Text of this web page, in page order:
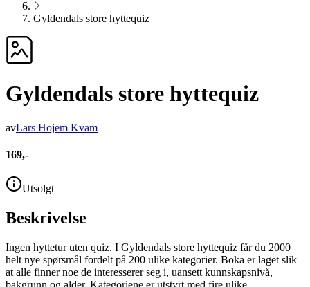
Gyldendals store hyttequiz
Gyldendals store hyttequiz
avLars Hojem Kvam
169,-
Utsolgt
Beskrivelse
Ingen hyttetur uten quiz. I Gyldendals store hyttequiz får du 2000
helt nye spørsmål fordelt på 200 ulike kategorier. Boka er laget slik
at alle finner noe de interesserer seg i, uansett kunnskapsnivå,